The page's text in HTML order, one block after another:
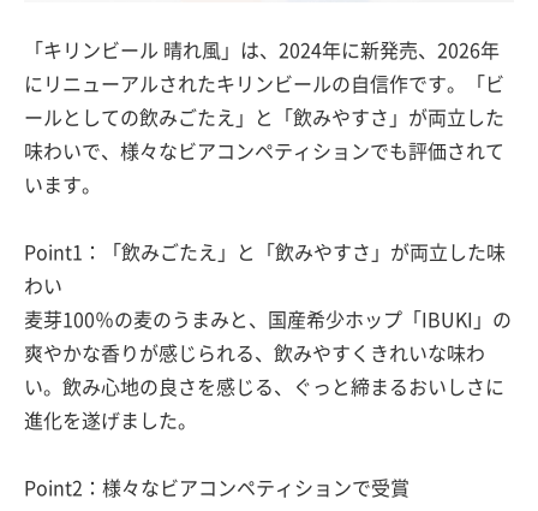
「キリンビール 晴れ風」は、2024年に新発売、2026年
にリニューアルされたキリンビールの自信作です。「ビ
ールとしての飲みごたえ」と「飲みやすさ」が両立した
味わいで、様々なビアコンペティションでも評価されて
います。
Point1：「飲みごたえ」と「飲みやすさ」が両立した味
わい
麦芽100％の麦のうまみと、国産希少ホップ「IBUKI」の
爽やかな香りが感じられる、飲みやすくきれいな味わ
い。飲み心地の良さを感じる、ぐっと締まるおいしさに
進化を遂げました。
Point2：様々なビアコンペティションで受賞